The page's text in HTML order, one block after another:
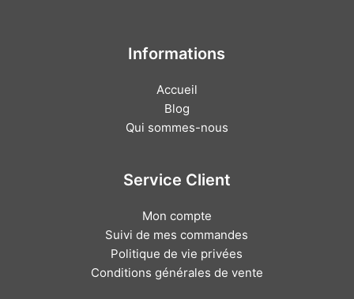
Informations
Accueil
Blog
Qui sommes-nous
Service Client
Mon compte
Suivi de mes commandes
Politique de vie privées
Conditions générales de vente